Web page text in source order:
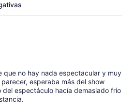
que no hay nada espectacular y muy
esperaba más del show
espectáculo hacía demasiado frío